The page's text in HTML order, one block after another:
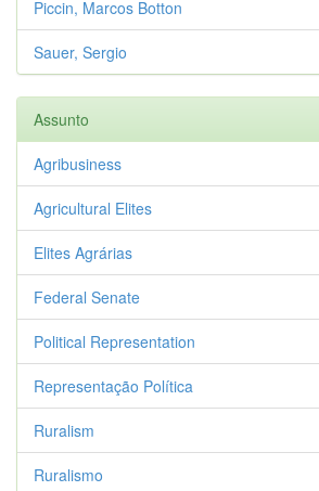
Piccin, Marcos Botton
Sauer, Sergio
Assunto
Agribusiness
Agricultural Elites
Elites Agrárias
Federal Senate
Political Representation
Representação Política
Ruralism
Ruralismo